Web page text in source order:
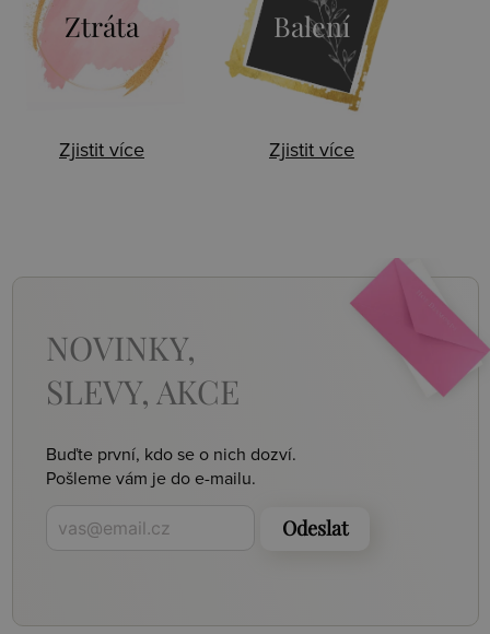
Ztráta
Zjistit více
Balení
Zjistit více
NOVINKY,
SLEVY, AKCE
Buďte první, kdo se o nich dozví.
Pošleme vám je do e-mailu.
Odeslat